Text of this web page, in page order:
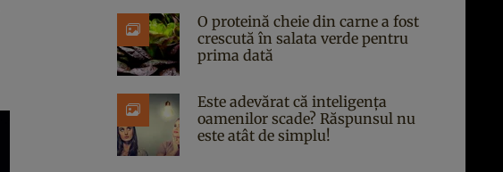
O proteină cheie din carne a fost
crescută în salata verde pentru
prima dată
Este adevărat că inteligența
oamenilor scade? Răspunsul nu
este atât de simplu!